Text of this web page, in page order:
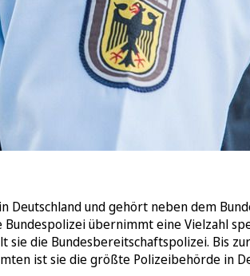
Deutschland und gehört neben dem
übernimmt eine Vielzahl
die Bundesbereitschaftspolizei. Bis
ist sie die größte Polizeibehörde in